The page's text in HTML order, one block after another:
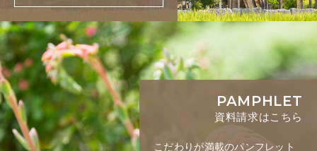
PAMPHLET
資料請求はこちら
こだわりが満載のパンフレット